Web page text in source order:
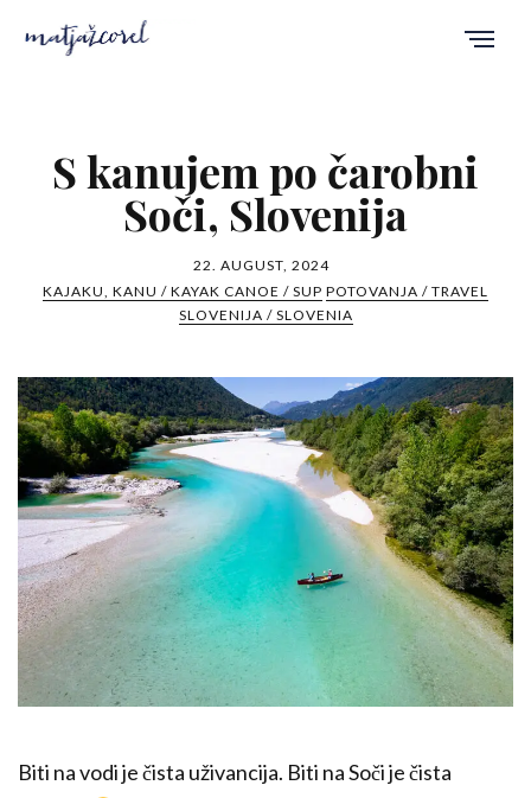
S kanujem po čarobni
Soči, Slovenija
22. AUGUST, 2024
KAJAKU, KANU / KAYAK CANOE / SUP POTOVANJA / TRAVEL
SLOVENIJA / SLOVENIA
Biti na vodi je čista uživancija. Biti na Soči je čista